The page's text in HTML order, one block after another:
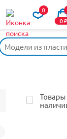
0
0o
Модели из
Товары